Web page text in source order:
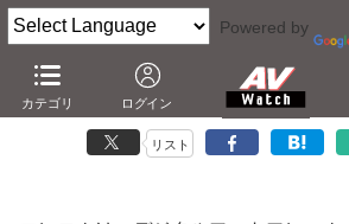
Powered by
カテゴリ ログイン
エレコム、バッテリを内蔵した8型液晶フォト
－ケーブルレスの「Un Photoalbum」。動画/
リスト